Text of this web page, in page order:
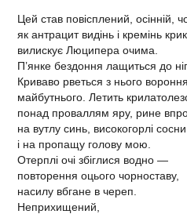
Цей став повісплений, осінній,
як антрацит видінь і кремінь
вилискує Люципера очима.
П’янке бездоння лащиться до ніг.
Криваво рветься з нього вороння
майбутнього. Летить
понад проваллям яру, рине
на вутлу синь, високогорлі сосни
і на пропащу голову мою.
Отерплі очі збіглися водно —
повторення оцього чорноставу,
насилу вбгане в череп.
Неприхищений,